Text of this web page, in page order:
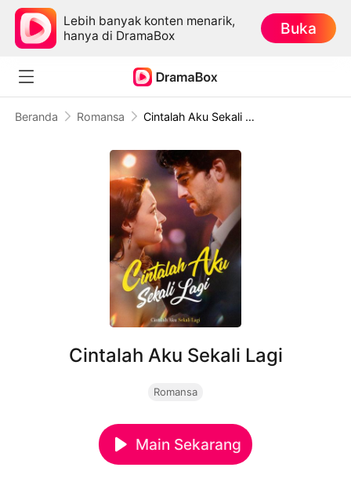
Lebih banyak konten menarik,
hanya di DramaBox
Buka
Beranda Romansa Cintalah Aku Sekali Lagi
Cintalah Aku Sekali Lagi
Romansa
Main Sekarang